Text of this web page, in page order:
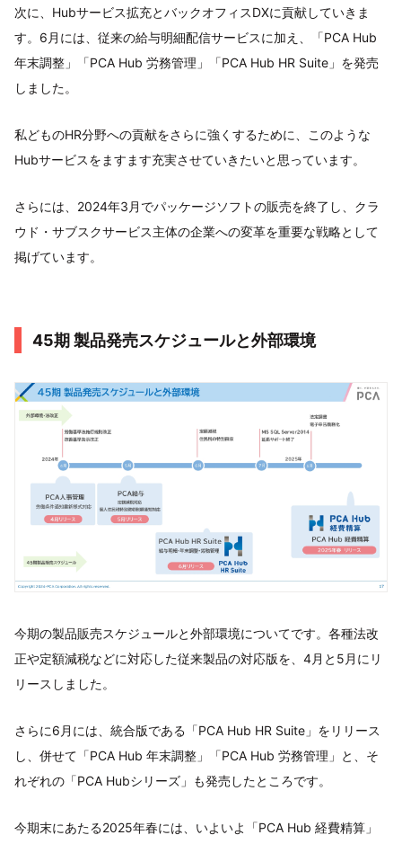
次に、Hubサービス拡充とバックオフィスDXに貢献していきま
す。6月には、従来の給与明細配信サービスに加え、「PCA Hub
年末調整」「PCA Hub 労務管理」「PCA Hub HR Suite」を発売
しました。
私どものHR分野への貢献をさらに強くするために、このような
Hubサービスをますます充実させていきたいと思っています。
さらには、2024年3月でパッケージソフトの販売を終了し、クラ
ウド・サブスクサービス主体の企業への変革を重要な戦略として
掲げています。
45期 製品発売スケジュールと外部環境
今期の製品販売スケジュールと外部環境についてです。各種法改
正や定額減税などに対応した従来製品の対応版を、4月と5月にリ
リースしました。
さらに6月には、統合版である「PCA Hub HR Suite」をリリース
し、併せて「PCA Hub 年末調整」「PCA Hub 労務管理」と、そ
れぞれの「PCA Hubシリーズ」も発売したところです。
今期末にあたる2025年春には、いよいよ「PCA Hub 経費精算」